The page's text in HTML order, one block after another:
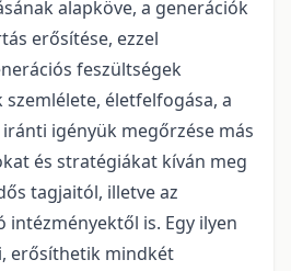
alapköve, a generációk
erősítése, ezzel
feszültségek
szemlélete, életfelfogása, a
igényük megőrzése más
és stratégiákat kíván meg
tagjaitól, illetve az
intézményektől is. Egy ilyen
erősíthetik mindkét